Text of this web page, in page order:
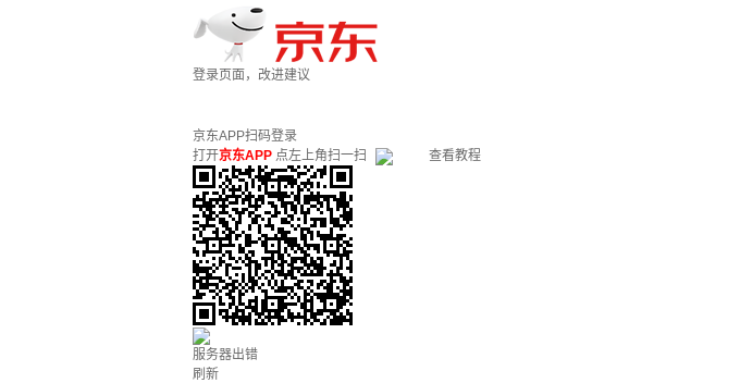
登录页面，改进建议
京东APP扫码登录
打开京东APP 点左上角扫一扫 查看教程
服务器出错
刷新